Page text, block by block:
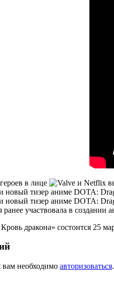
в лице
ранее участвовала в
дракона» состоится 25
вам необходимо авторизоваться.